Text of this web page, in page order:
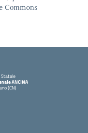
Commons
Statale
ANCINA
(CN)